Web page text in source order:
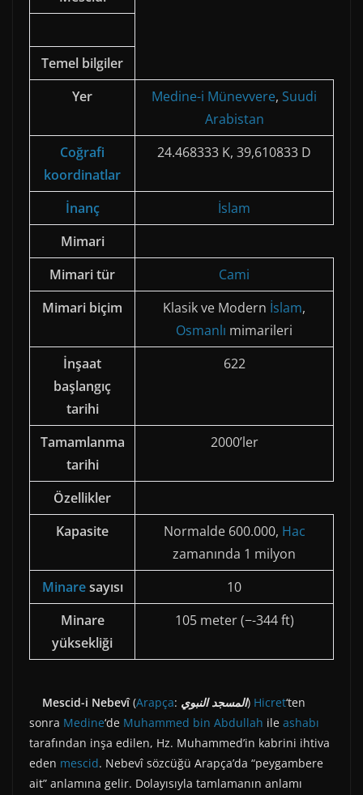
Temel bilgiler
Yer
Medine-i Münevvere, Suudi
Arabistan
Coğrafi
koordinatlar
24.468333 K, 39,610833 D
İnanç
İslam
Mimari
Mimari tür
Cami
Mimari biçim
Klasik ve Modern İslam,
Osmanlı mimarileri
İnşaat
başlangıç
tarihi
622
Tamamlanma
tarihi
2000’ler
Özellikler
Kapasite
Normalde 600.000, Hac
zamanında 1 milyon
Minaresayısı
10
Minare
yüksekliği
105 meter (−-344 ft)
Mescid-i Nebevî(Arapça: المسجد النبوي) Hicret‘ten
sonra Medine‘de Muhammed bin Abdullah ile ashabı
tarafından inşa edilen, Hz. Muhammed’in kabrini ihtiva
eden mescid. Nebevî sözcüğü Arapça’da “peygambere
ait” anlamına gelir. Dolayısıyla tamlamanın anlamı